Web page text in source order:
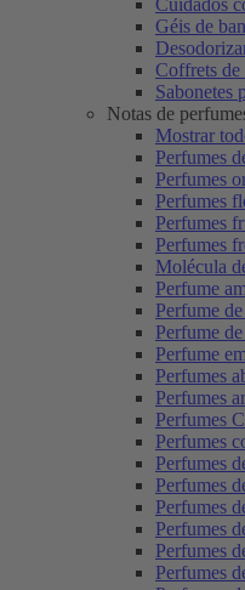
Cuidados
Géis de
Coffrets de
Sabonetes
Notas de
Mostrar
Perfumes
Perfumes
Perfumes
Perfumes
Perfumes
Molécula
Perfume
Perfume
Perfume
Perfume
Perfumes
Perfumes
Perfumes
Perfumes
Perfumes
Perfumes
Perfumes
Perfumes
Perfumes
Perfumes